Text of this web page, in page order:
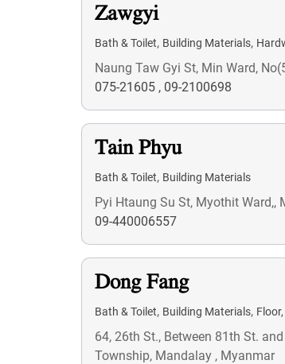
Zawgyi
Bath & Toilet, Building Materials,
Naung Taw Gyi St, Min Ward,
075-21605 , 09-2100698
Tain Phyu
Bath & Toilet, Building Materials
Pyi Htaung Su St, Myothit
09-440006557
Dong Fang
Bath & Toilet, Building Materials, Floor,
64, 26th St., Between 81th St.
Township, Mandalay , Myanmar